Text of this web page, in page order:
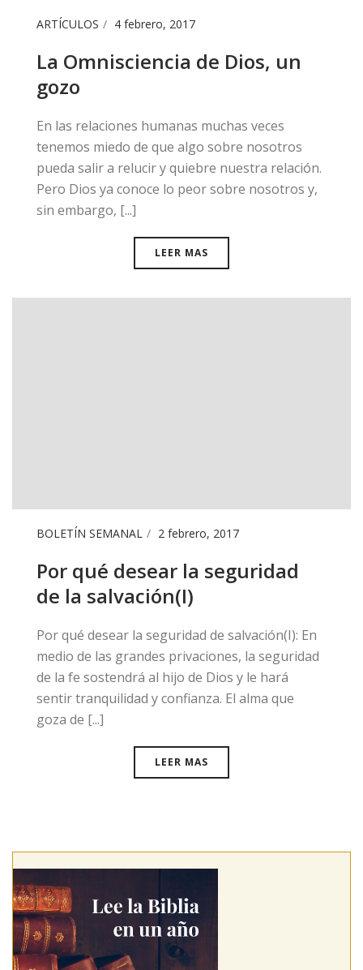
ARTÍCULOS 4 febrero, 2017
La Omnisciencia de Dios, un
gozo
​En las relaciones humanas muchas veces
tenemos miedo de que algo sobre nosotros
pueda salir a relucir y quiebre nuestra relación.
Pero Dios ya conoce lo peor sobre nosotros y,
sin embargo, [...]
LEER MAS
BOLETÍN SEMANAL 2 febrero, 2017
Por qué desear la seguridad
de la salvación(I)
​Por qué desear la seguridad de salvación(I): En
medio de las grandes privaciones, la seguridad
de la fe sostendrá al hijo de Dios y le hará
sentir tranquilidad y confianza. El alma que
goza de [...]
LEER MAS